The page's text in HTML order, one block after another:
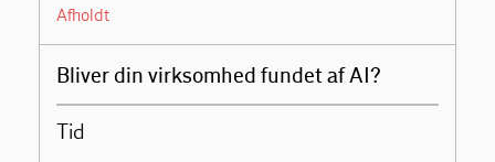
Afholdt
Bliver din virksomhed fundet af AI?
Tid